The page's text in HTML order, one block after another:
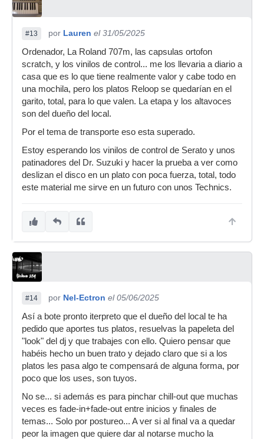
#13 por Lauren el 31/05/2025
Ordenador, La Roland 707m, las capsulas ortofon
scratch, y los vinilos de control... me los llevaria a diario a
casa que es lo que tiene realmente valor y cabe todo en
una mochila, pero los platos Reloop se quedarían en el
garito, total, para lo que valen. La etapa y los altavoces
son del dueño del local.
Por el tema de transporte eso esta superado.
Estoy esperando los vinilos de control de Serato y unos
patinadores del Dr. Suzuki y hacer la prueba a ver como
deslizan el disco en un plato con poca fuerza, total, todo
este material me sirve en un futuro con unos Technics.
#14 por Nel-Ectron el 05/06/2025
Así a bote pronto iterpreto que el dueño del local te ha
pedido que aportes tus platos, resuelvas la papeleta del
"look" del dj y que trabajes con ello. Quiero pensar que
habéis hecho un buen trato y dejado claro que si a los
platos les pasa algo te compensará de alguna forma, por
poco que los uses, son tuyos.
No se... si además es para pinchar chill-out que muchas
veces es fade-in+fade-out entre inicios y finales de
temas... Solo por postureo... A ver si al final va a quedar
peor la imagen que quiere dar al notarse mucho la